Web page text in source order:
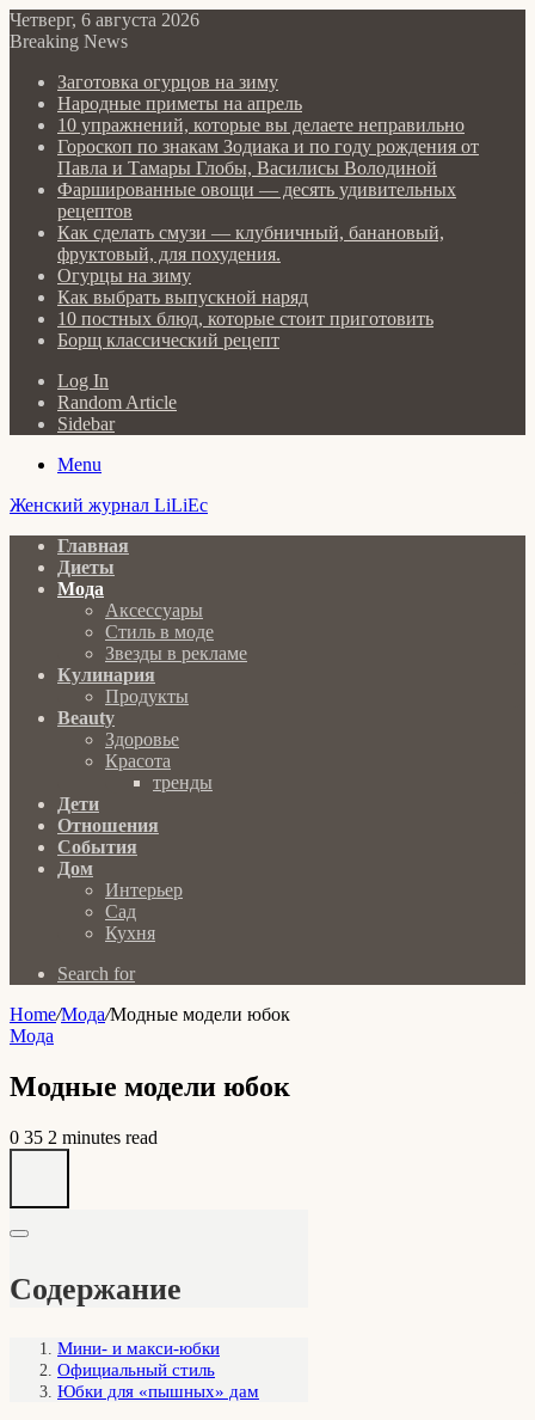
Четверг, 6 августа 2026
Breaking News
Заготовка огурцов на зиму
Народные приметы на апрель
10 упражнений, которые вы делаете неправильно
Гороскоп по знакам Зодиака и по году рождения от
Павла и Тамары Глобы, Василисы Володиной
Фаршированные овощи — десять удивительных
рецептов
Как сделать cмузи — клубничный, банановый,
фруктовый, для похудения.
Огурцы на зиму
Как выбрать выпускной наряд
10 постных блюд, которые стоит приготовить
Борщ классический рецепт
Log In
Random Article
Sidebar
Menu
Женский журнал LiLiEc
Главная
Диеты
Мода
Аксессуары
Стиль в моде
Звезды в рекламе
Кулинария
Продукты
Beauty
Здоровье
Красота
тренды
Дети
Отношения
События
Дом
Интерьер
Сад
Кухня
Search for
Home/Мода/Модные модели юбок
Мода
Модные модели юбок
0 35 2 minutes read
Содержание
Мини- и макси-юбки
Официальный стиль
Юбки для «пышных» дам